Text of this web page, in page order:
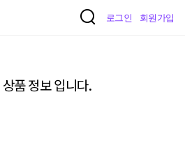
로그인 회원가입
품 정보 입니다.